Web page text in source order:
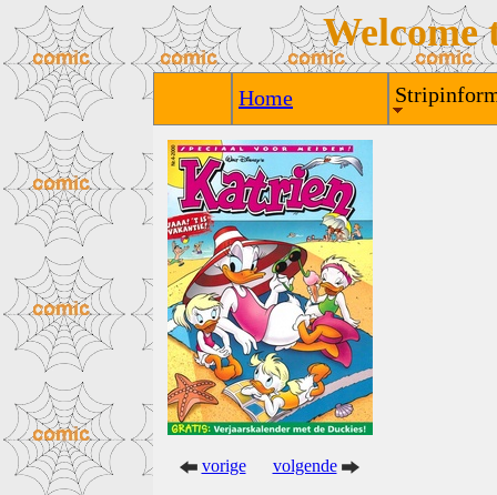
Welcome
Home
vorige volgende